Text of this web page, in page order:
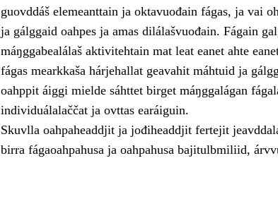
guovddáš elemeanttain ja oktavuođain fágas, ja vai
ja gálggaid oahpes ja amas dilálašvuođain. Fágain
máŋggabealálaš aktivitehtain mat leat eanet ahte
fágas mearkkaša hárjehallat geavahit máhtuid ja
oahppit áiggi mielde sáhttet birget máŋggalágan
individuálalaččat ja ovttas earáiguin.
Skuvlla oahpaheaddjit ja jođiheaddjit fertejit
birra fágaoahpahusa ja oahpahusa bajitulbmiliid,